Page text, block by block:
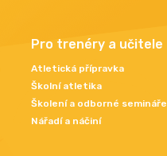
Pro trenéry a učitele
Atletická přípravka
Školní atletika
Školení a odborné semináře
Nářadí a náčiní